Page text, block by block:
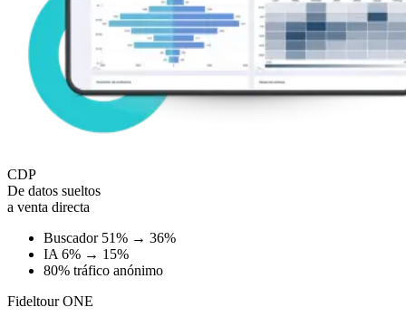
CDP
De datos sueltos
a venta directa
Buscador 51% → 36%
IA 6% → 15%
80% tráfico anónimo
Fideltour ONE